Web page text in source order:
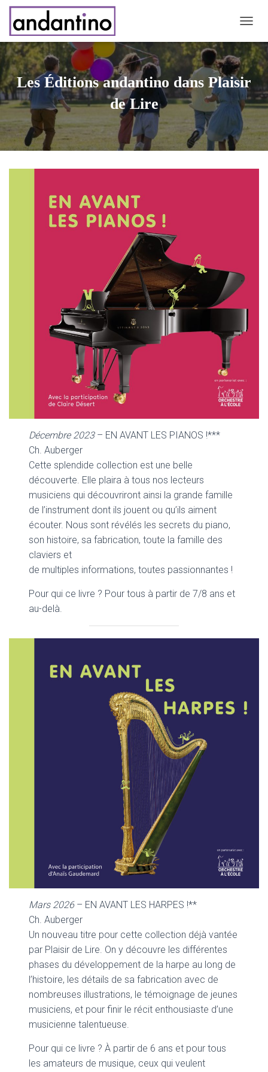
Les Éditions andantino dans Plaisir
de Lire
Décembre 2023– EN AVANT LES PIANOS !***
Ch. Auberger
Cette splendide collection est une belle
découverte. Elle plaira à tous nos lecteurs
musiciens qui découvriront ainsi la grande famille
de l’instrument dont ils jouent ou qu’ils aiment
écouter. Nous sont révélés les secrets du piano,
son histoire, sa fabrication, toute la famille des
claviers et
de multiples informations, toutes passionnantes !
Pour qui ce livre ? Pour tous à partir de 7/8 ans et
au-delà.
Mars 2026 – EN AVANT LES HARPES !**
Ch. Auberger
Un nouveau titre pour cette collection déjà vantée
par Plaisir de Lire. On y découvre les différentes
phases du développement de la harpe au long de
l’histoire, les détails de sa fabrication avec de
nombreuses illustrations, le témoignage de jeunes
musiciens, et pour finir le récit enthousiaste d’une
musicienne talentueuse.
Pour qui ce livre ? À partir de 6 ans et pour tous
les amateurs de musique, ceux qui veulent